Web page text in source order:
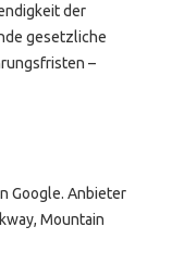
der
gesetzliche
–
Google. Anbieter
Mountain